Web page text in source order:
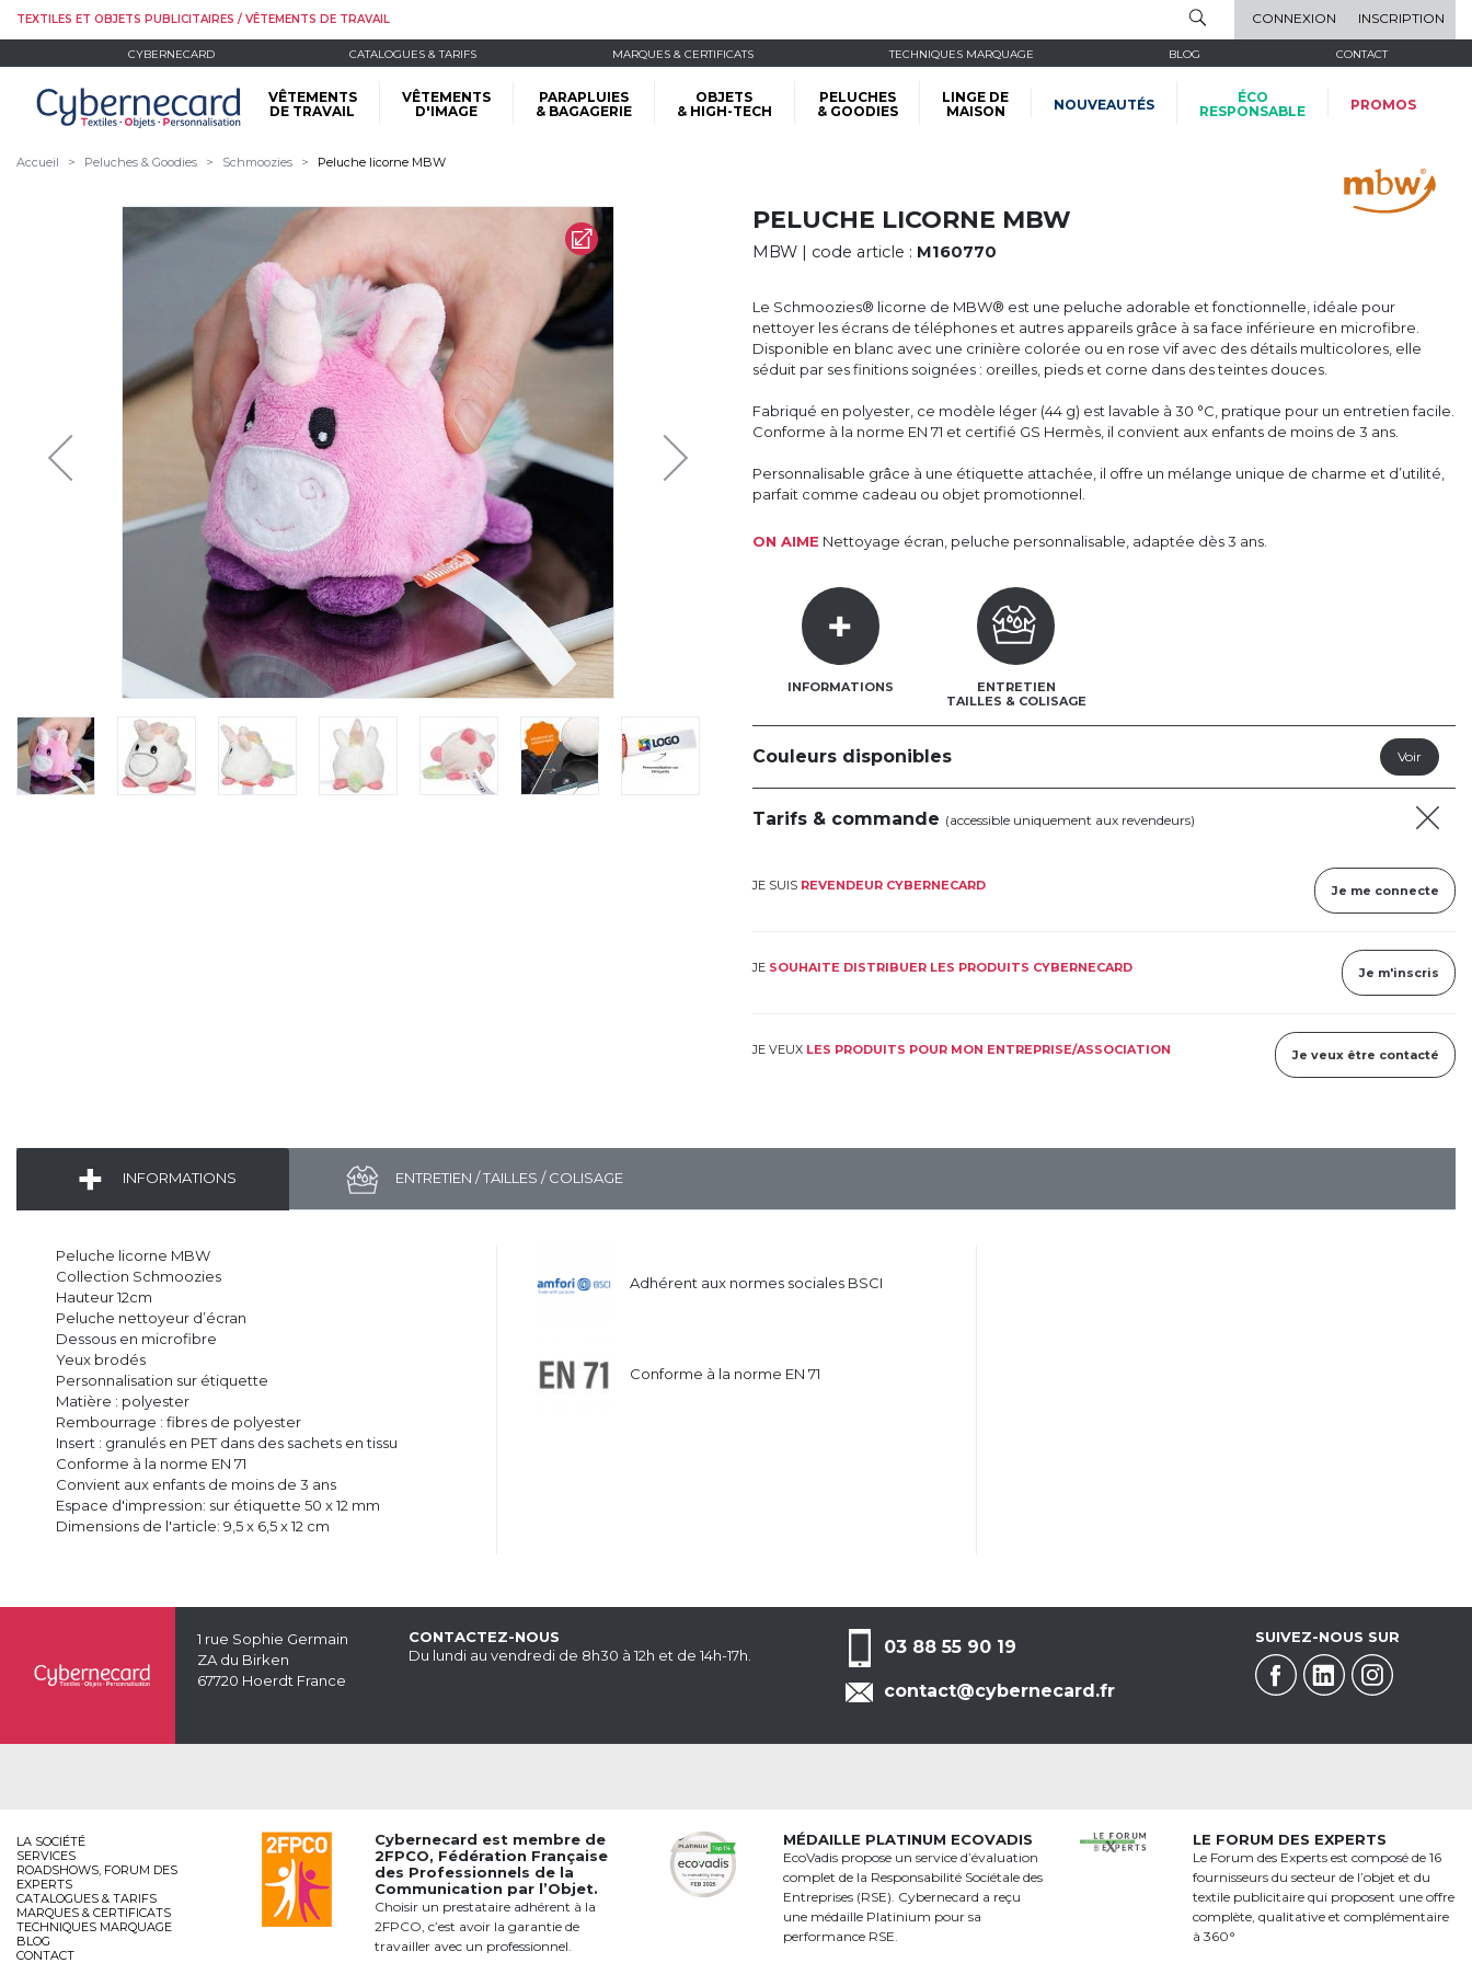
TEXTILES ET OBJETS PUBLICITAIRES / VÊTEMENTS DE TRAVAIL CONNEXION INSCRIPTION
CYBERNECARD CATALOGUES & TARIFS MARQUES & CERTIFICATS TECHNIQUES MARQUAGE BLOG CONTACT
VÊTEMENTS
DE TRAVAIL
VÊTEMENTS
D'IMAGE
PARAPLUIES
& BAGAGERIE
OBJETS
& HIGH-TECH
PELUCHES
& GOODIES
LINGE DE
MAISON
NOUVEAUTÉS
ÉCO
RESPONSABLE
PROMOS
Accueil Peluches & Goodies Schmoozies Peluche licorne MBW
PELUCHE LICORNE MBW
MBW | code article : M160770
Le Schmoozies® licorne de MBW® est une peluche adorable et fonctionnelle, idéale pour
nettoyer les écrans de téléphones et autres appareils grâce à sa face inférieure en microfibre.
Disponible en blanc avec une crinière colorée ou en rose vif avec des détails multicolores, elle
séduit par ses finitions soignées : oreilles, pieds et corne dans des teintes douces.
Fabriqué en polyester, ce modèle léger (44 g) est lavable à 30 °C, pratique pour un entretien facile.
Conforme à la norme EN 71 et certifié GS Hermès, il convient aux enfants de moins de 3 ans.
Personnalisable grâce à une étiquette attachée, il offre un mélange unique de charme et d’utilité,
parfait comme cadeau ou objet promotionnel.
ON AIME Nettoyage écran, peluche personnalisable, adaptée dès 3 ans.
INFORMATIONS
ENTRETIEN
TAILLES & COLISAGE
Couleurs disponibles
Tarifs & commande (accessible uniquement aux revendeurs)
JE SUIS REVENDEUR CYBERNECARD Je me connecte
JE SOUHAITE DISTRIBUER LES PRODUITS CYBERNECARD Je m'inscris
JE VEUX LES PRODUITS POUR MON ENTREPRISE/ASSOCIATION Je veux être contacté
INFORMATIONS ENTRETIEN / TAILLES / COLISAGE
Peluche licorne MBW
Collection Schmoozies
Hauteur 12cm
Peluche nettoyeur d’écran
Dessous en microfibre
Yeux brodés
Personnalisation sur étiquette
Matière : polyester
Rembourrage : fibres de polyester
Insert : granulés en PET dans des sachets en tissu
Conforme à la norme EN 71
Convient aux enfants de moins de 3 ans
Espace d'impression: sur étiquette 50 x 12 mm
Dimensions de l'article: 9,5 x 6,5 x 12 cm
Adhérent aux normes sociales BSCI
Conforme à la norme EN 71
1 rue Sophie Germain
ZA du Birken
67720 Hoerdt France
CONTACTEZ-NOUS
Du lundi au vendredi de 8h30 à 12h et de 14h-17h.
03 88 55 90 19
contact@cybernecard.fr
SUIVEZ-NOUS SUR
LA SOCIÉTÉ
SERVICES
ROADSHOWS, FORUM DES
EXPERTS
CATALOGUES & TARIFS
MARQUES & CERTIFICATS
TECHNIQUES MARQUAGE
BLOG
CONTACT
Cybernecard est membre de
2FPCO, Fédération Française
des Professionnels de la
Communication par l’Objet.
Choisir un prestataire adhérent à la
2FPCO, c’est avoir la garantie de
travailler avec un professionnel.
MÉDAILLE PLATINUM ECOVADIS
EcoVadis propose un service d’évaluation
complet de la Responsabilité Sociétale des
Entreprises (RSE). Cybernecard a reçu
une médaille Platinium pour sa
performance RSE.
LE FORUM DES EXPERTS
Le Forum des Experts est composé de 16
fournisseurs du secteur de l’objet et du
textile publicitaire qui proposent une offre
complète, qualitative et complémentaire
à 360°